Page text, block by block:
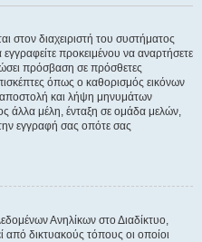
στον διαχειριστή του συστήματος
προκειμένου να αναρτήσετε
πρόσβαση σε πρόσθετες
όπως ο καθορισμός εικόνων
και λήψη μηνυμάτων
άλλα μέλη, ένταξη σε ομάδα μελών,
εγγραφή σας οπότε σας
Ανηλίκων στο Διαδίκτυο,
από δικτυακούς τόπους οι οποίοι